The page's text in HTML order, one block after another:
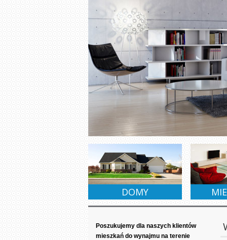
DOMY
SPRZEDAŻ
Poszukujemy dla naszych klientów
mieszkań do wynajmu na terenie